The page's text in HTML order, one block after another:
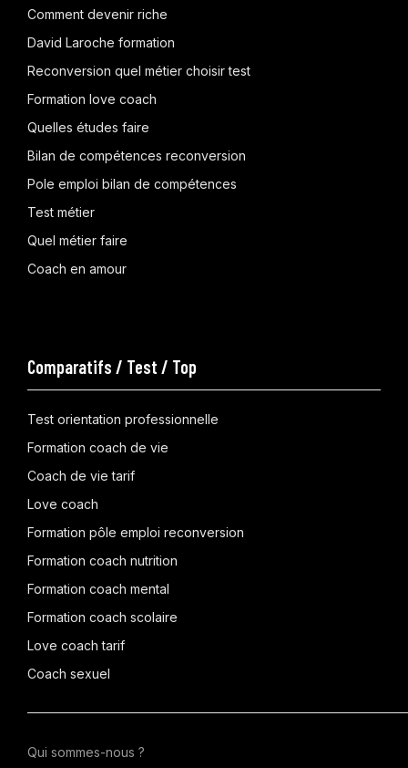
Comment devenir riche
David Laroche formation
Reconversion quel métier choisir test
Formation love coach
Quelles études faire
Bilan de compétences reconversion
Pole emploi bilan de compétences
Test métier
Quel métier faire
Coach en amour
Comparatifs / Test / Top
Test orientation professionnelle
Formation coach de vie
Coach de vie tarif
Love coach
Formation pôle emploi reconversion
Formation coach nutrition
Formation coach mental
Formation coach scolaire
Love coach tarif
Coach sexuel
Qui sommes-nous ?